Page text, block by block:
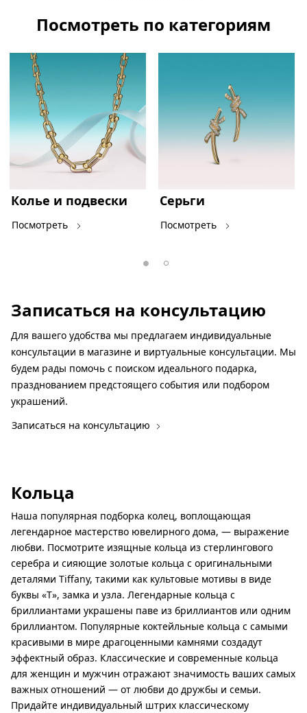
Посмотреть по категориям
Колье и подвески
Посмотреть
Серьги
Посмотреть
Записаться на консультацию
Для вашего удобства мы предлагаем индивидуальные
консультации в магазине и виртуальные консультации. Мы
будем рады помочь с поиском идеального подарка,
празднованием предстоящего события или подбором
украшений.
Записаться на консультацию
Кольца
Наша популярная подборка колец, воплощающая
легендарное мастерство ювелирного дома, — выражение
любви. Посмотрите изящные кольца из стерлингового
серебра и сияющие золотые кольца с оригинальными
деталями Tiffany, такими как культовые мотивы в виде
буквы «Т», замка и узла. Легендарные кольца с
бриллиантами украшены паве из бриллиантов или одним
бриллиантом. Популярные коктейльные кольца с самыми
красивыми в мире драгоценными камнями создадут
эффектный образ. Классические и современные кольца
для женщин и мужчин отражают значимость ваших самых
важных отношений — от любви до дружбы и семьи.
Придайте индивидуальный штрих классическому